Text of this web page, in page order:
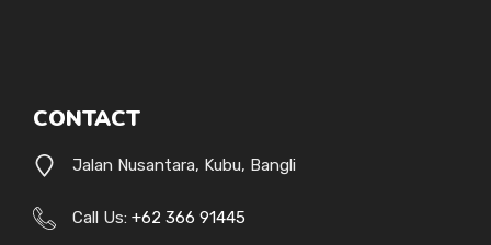
CONTACT
Jalan Nusantara, Kubu, Bangli
Call Us: +62 366 91445